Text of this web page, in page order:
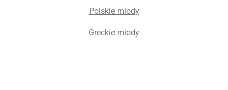
Polskie miody
Greckie miody